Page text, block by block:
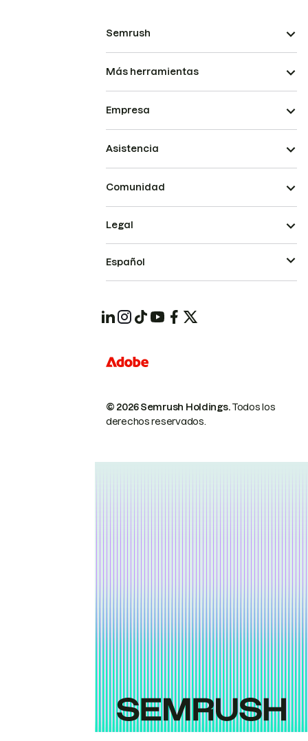
Semrush
Más herramientas
Empresa
Asistencia
Comunidad
© 2026 Semrush Holdings.Todos los
derechos reservados.
Legal
Español